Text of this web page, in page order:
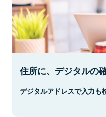
住所に、デジタルの
デジタルアドレスで入力も